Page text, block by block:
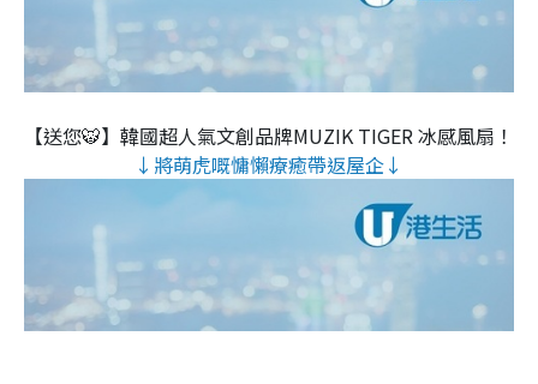
【送您🐯】韓國超人氣文創品牌MUZIK TIGER 冰感風扇！
↓將萌虎嘅慵懶療癒帶返屋企↓